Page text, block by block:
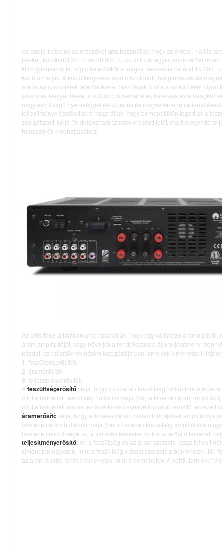
Az audio-frekvenciás erősítőket arra használják, hogy az emberi hallás
jeleket, körülbelül 20 Hz és 20 000 Hz között, bár egyes audio-erősítők
kHz-ig terjesztik ki, míg más erősítők a magas frekvencia határát 15 000
korlátozhatják. A feszültség-erősítőket mikrofonok, hanglemezek és
alacsony szintű jelek felerősítésére használják. Extra áramkörökkel olyan
jelszintek kiegyenlítése, a különböző bemenetek keverése és a
nagyfeszültségű nyereséggel és közepes és magas kimeneti
teljesítményerősítőket arra használják, hogy bemenetükön fogadják a
szolgáltatott, kellő (feldolgozható szintre) erősített jelét, majd elegendő
hangszórók meghajtásához.
Az erősítőket általában arra használják, hogy egy váltakozó áramú jelből,
áram amplitúdóját, vagy növeljék a rendelkezésre álló teljesítmény
feladat, az erősítőknek három kategóriája van, amelyek kimenetük
1. feszültségerősítők
2. áramerősítők
3. teljesítményerősítők
A feszültségerősítő célja, hogy a kimeneti feszültség hullámformájának
mint a bemeneti feszültség hullámformája (bár, a kimeneti áram
mint a bemeneti áramé, ez a változás kevésbé fontos az erősítő tervezett
áramerősítő célja, hogy a kimeneti áram hullámformájának amplitúdója
bemeneti áram hullámformája (bár a kimeneti feszültség amplitúdója
bemeneti feszültségé, ez a változás kevésbé fontos az erősítő tervezett
teljesítményerősítőben a feszültség és az áram szorzata (azaz
kimeneten nagyobb, mint a feszültség x áram szorzata a bemeneten. Ne
az áram kisebb lehet a kimeneten, mint a bemeneten! A kettő „terméke”